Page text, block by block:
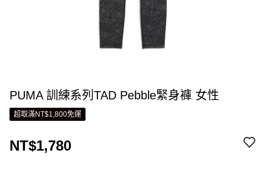
PUMA 訓練系列TAD Pebble緊身褲 女性
超取滿NT$1,800免運
NT$1,780